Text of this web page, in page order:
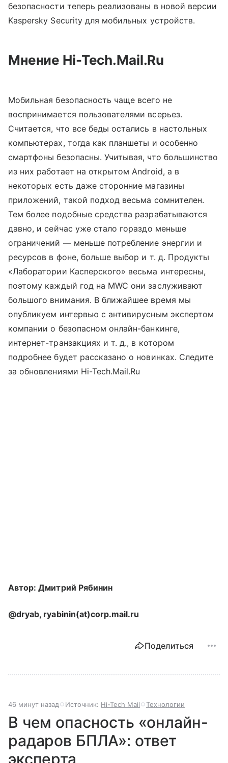
безопасности теперь реализованы в новой версии
Kaspersky Security для мобильных устройств.
Мнение Hi-Tech.Mail.Ru
Мобильная безопасность чаще всего не
воспринимается пользователями всерьез.
Считается, что все беды остались в настольных
компьютерах, тогда как планшеты и особенно
смартфоны безопасны. Учитывая, что большинство
из них работает на открытом Android, а в
некоторых есть даже сторонние магазины
приложений, такой подход весьма сомнителен.
Тем более подобные средства разрабатываются
давно, и сейчас уже стало гораздо меньше
ограничений — меньше потребление энергии и
ресурсов в фоне, больше выбор и т. д. Продукты
«Лаборатории Касперского» весьма интересны,
поэтому каждый год на MWC они заслуживают
большого внимания. В ближайшее время мы
опубликуем интервью с антивирусным экспертом
компании о безопасном онлайн-банкинге,
интернет-транзакциях и т. д., в котором
подробнее будет рассказано о новинках. Следите
за обновлениями Hi-Tech.Mail.Ru
Автор: Дмитрий Рябинин
@dryab, ryabinin(at)corp.mail.ru
Поделиться
46 минут назад Источник: Hi-Tech Mail Технологии
В чем опасность «онлайн-
радаров БПЛА»: ответ
эксперта